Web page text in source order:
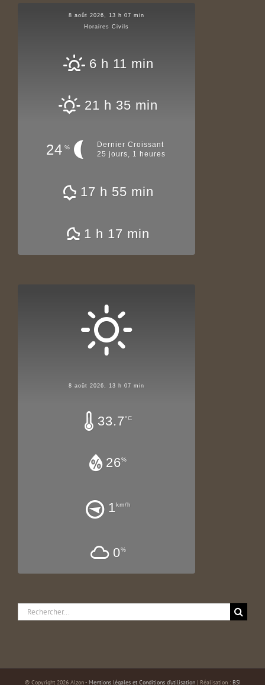
8 août 2026, 13 h 07 min
Horaires Civils
6 h 11 min
21 h 35 min
24 %
Dernier Croissant
25 jours, 1 heures
17 h 55 min
1 h 17 min
8 août 2026, 13 h 07 min
33.7°C
26%
1km/h
0%
Rechercher:
© Copyright 2026 Alzon - Mentions légales et Conditions d’utilisation| Réalisation : BSI